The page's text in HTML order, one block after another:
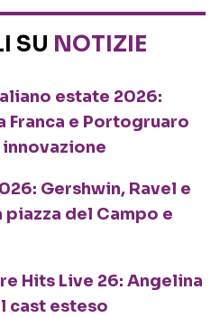
SU NOTIZIE
estate 2026:
Franca e Portogruaro
Gershwin, Ravel e
del Campo e
Hits Live 26: Angelina
cast esteso